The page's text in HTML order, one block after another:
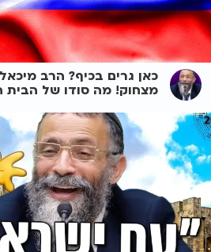
כאן גרים בכיף? הרב
מצחוק! מה סודו של הבית